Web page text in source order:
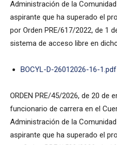
Administración de la
aspirante que ha superado el
por Orden PRE/617/2022, de 1
sistema de acceso libre en
BOCYL-D-26012026-16-
ORDEN PRE/45/2026, de 20 de
funcionario de carrera en el
Administración de la
aspirante que ha superado el